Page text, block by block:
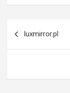
luxmirror.pl